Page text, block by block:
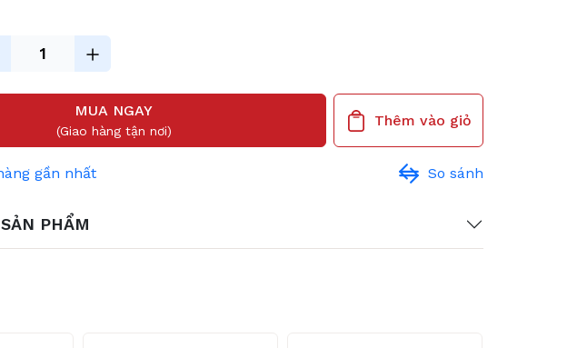
MUA NGAY
(Giao hàng tận nơi)
Thêm vào giỏ
gần nhất So sánh
PHẨM